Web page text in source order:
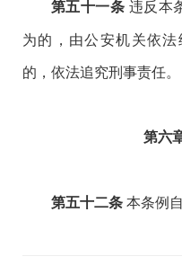
第五十一条 违反本
为的，由公安机关依
的，依法追究刑事责任。
第
第五十二条 本条例